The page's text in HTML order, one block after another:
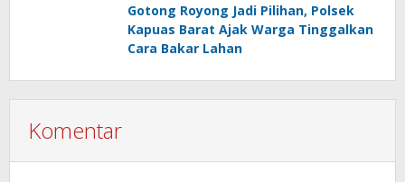
Gotong Royong Jadi Pilihan, Polsek
Kapuas Barat Ajak Warga Tinggalkan
Cara Bakar Lahan
Komentar